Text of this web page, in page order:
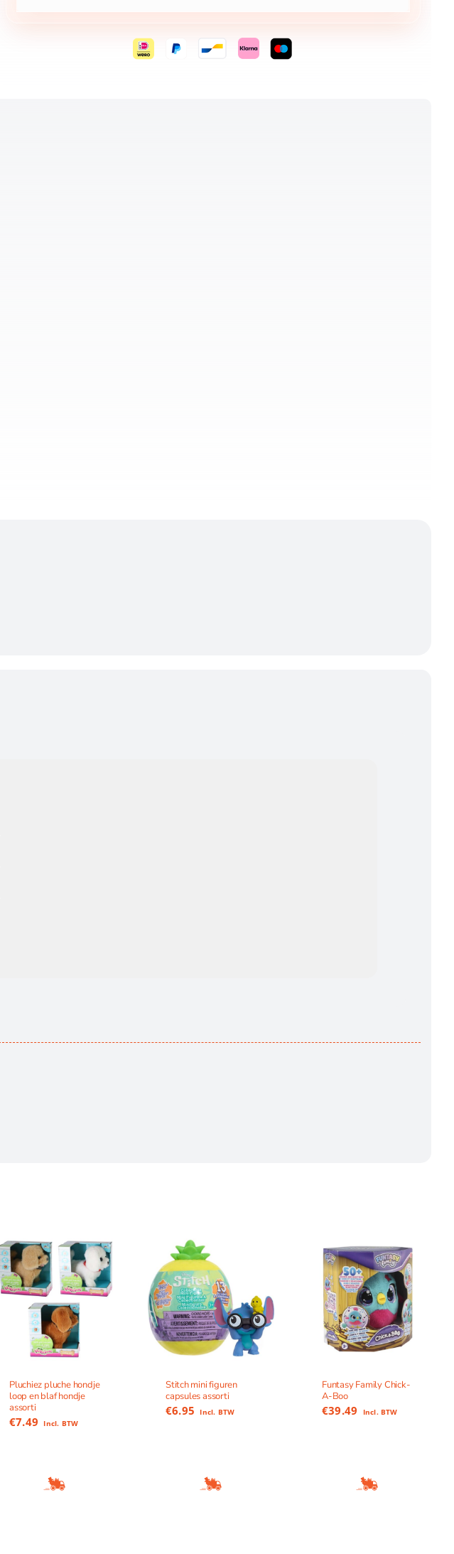
Pluchiez pluche hondje
loop en blaf hondje
assorti
€7.49 Incl. BTW
Stitch mini figuren
capsules assorti
€6.95 Incl. BTW
Funtasy Family Chick-
A-Boo
€39.49 Incl. BTW